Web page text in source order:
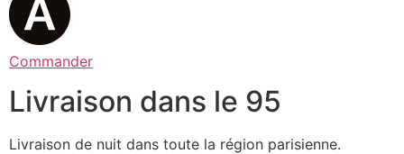
Commander
Livraison dans le 95
Livraison de nuit dans toute la région parisienne.